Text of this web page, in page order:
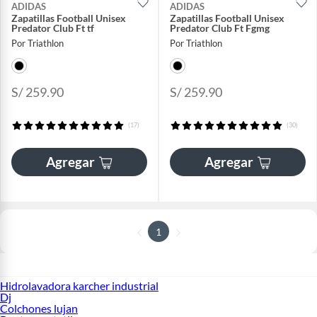
ADIDAS
Zapatillas Football Unisex
Predator Club Ft tf
Por Triathlon
S/ 259.90
(17)
Agregar
ADIDAS
Zapatillas Football Unisex
Predator Club Ft Fgmg
Por Triathlon
S/ 259.90
(30)
Agregar
1
Hidrolavadora karcher industrial
Dj
Colchones lujan